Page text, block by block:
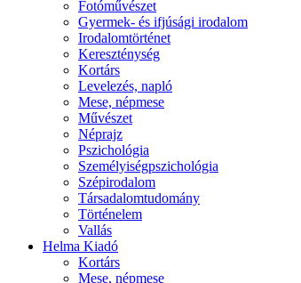
Fotóművészet
Gyermek- és ifjúsági irodalom
Irodalomtörténet
Kereszténység
Kortárs
Levelezés, napló
Mese, népmese
Művészet
Néprajz
Pszichológia
Személyiségpszichológia
Szépirodalom
Társadalomtudomány
Történelem
Vallás
Helma Kiadó
Kortárs
Mese, népmese